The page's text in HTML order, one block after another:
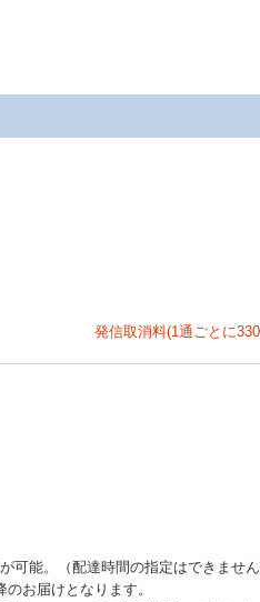
発信取消料(1通ごとに
可能。（配達時間の指定はできません
お届けとなります。